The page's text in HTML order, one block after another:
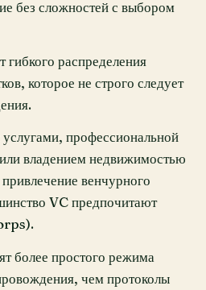
без сложностей с выбором
гибкого распределения
которое не строго следует
услугами, профессиональной
владением недвижимостью
венчурного
VC предпочитают
более простого режима
чем протоколы